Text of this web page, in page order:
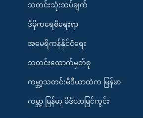
သတင်းသုံးသပ်ချက်
ဒီမိုကရေစီရေးရာ
အမေရိကန်နိုင်ငံရေး
သတင်းထောက်မှတ်စု
ကမ္ဘာ့သတင်းမီဒီယာထဲက မြန်မာ
ကမ္ဘာ့ မြန်မာ့ မီဒီယာမြင်ကွင်း